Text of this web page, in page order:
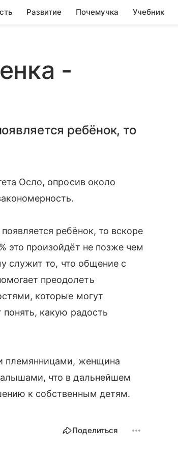
Развитие Почемучка Учебник
-
ребёнок, то
Осло, опросив около
ребёнок, то вскоре
это произойдёт не позже чем
служит то, что общение с
преодолеть
которые могут
какую радость
племянницами, женщина
что в дальнейшем
к собственным детям.
Поделиться